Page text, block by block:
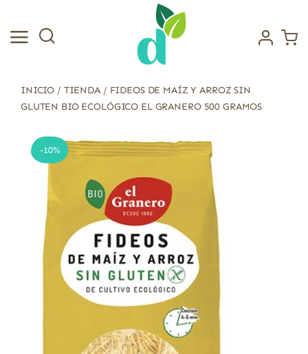
contenido
INICIO / TIENDA/ FIDEOS DE MAÍZ Y ARROZ SIN
GLUTEN BIO ECOLÓGICO EL GRANERO 500 GRAMOS
-10%